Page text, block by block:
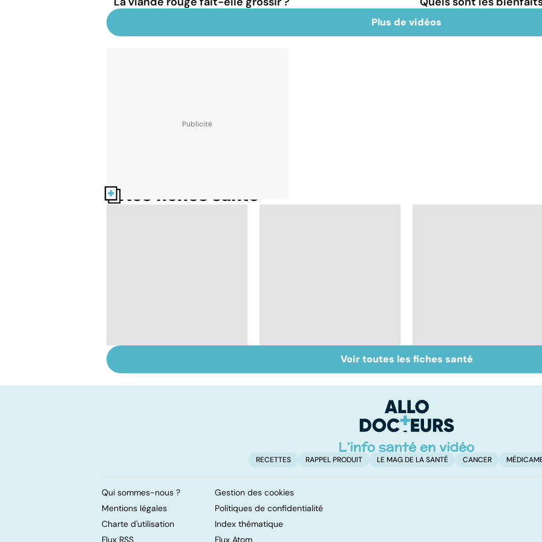
Plus de vidéos
Nos fiches santé
oligo-élément vital
Intestin irritable : le
régime FODMAP, une
Alimentation : le péril
jeûne ?
Voir toutes les fiches santé
RECETTES RAPPEL PRODUIT LE MAG DE LA SANTÉ CANCER
Qui sommes-nous ?
Gestion des cookies
Mentions légales
Politiques de confidentialité
Charte d'utilisation
Index thématique
Flux RSS
Flux Atom